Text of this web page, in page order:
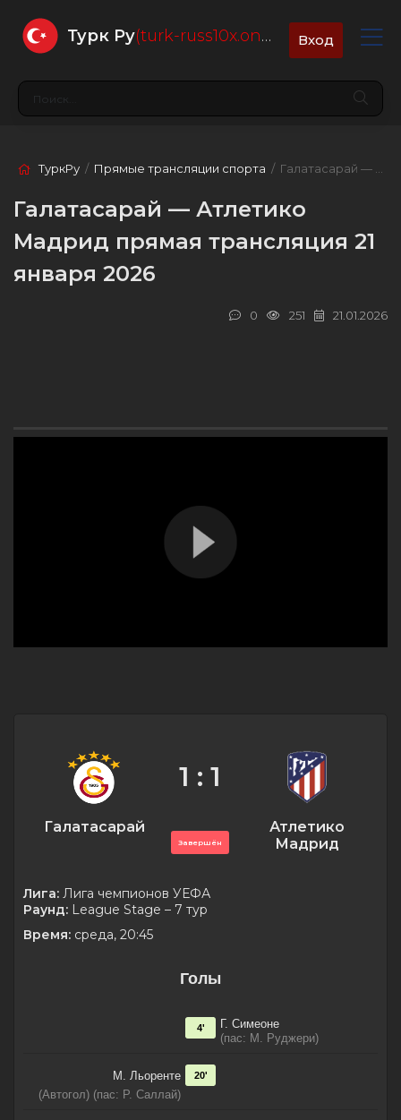
Турк Ру(turk-russ10x.online) Вход
ТуркРу / Прямые трансляции спорта / Галатасарай — Атлетико Мадрид
Галатасарай — Атлетико
Мадрид прямая трансляция 21
января 2026
21.01.2026
251
0
Галатасарай
1 : 1
Завершён
Атлетико
Мадрид
Лига: Лига чемпионов УЕФА
Раунд: League Stage – 7 тур
Время: среда, 20:45
Голы
Г. Симеоне
(пас: М. Руджери)
4'
М. Льоренте
(Автогол) (пас: Р. Саллай)
20'